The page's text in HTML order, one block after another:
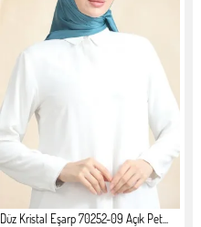
Düz Kristal Eşarp 70252-09 Açık Pet...